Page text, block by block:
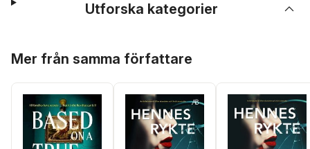
Utforska kategorier
Mer från samma författare